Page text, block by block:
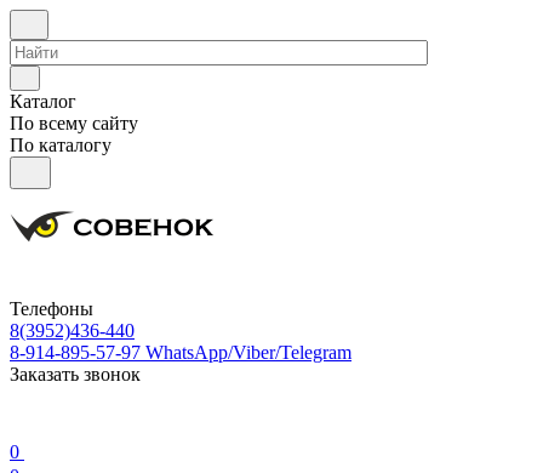
Каталог
По всему сайту
По каталогу
Телефоны
8(3952)436-440
8-914-895-57-97 WhatsApp/Viber/Telegram
Заказать звонок
0